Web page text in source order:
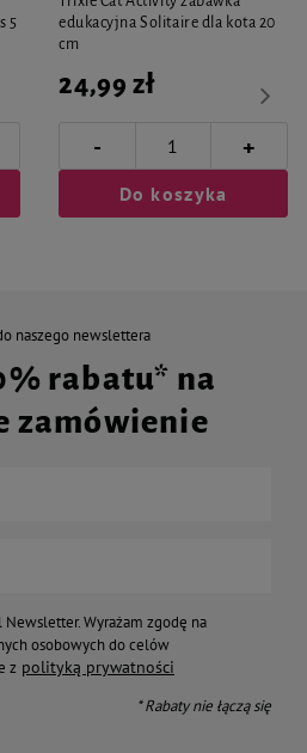
5
edukacyjna Solitaire dla kota 20
cm
24,99 zł
- +
Do koszyka
naszego newslettera
rabatu* na
zamówienie
Wyrażam zgodę na
osobowych do celów
z polityką prywatności
* Rabaty nie łączą się